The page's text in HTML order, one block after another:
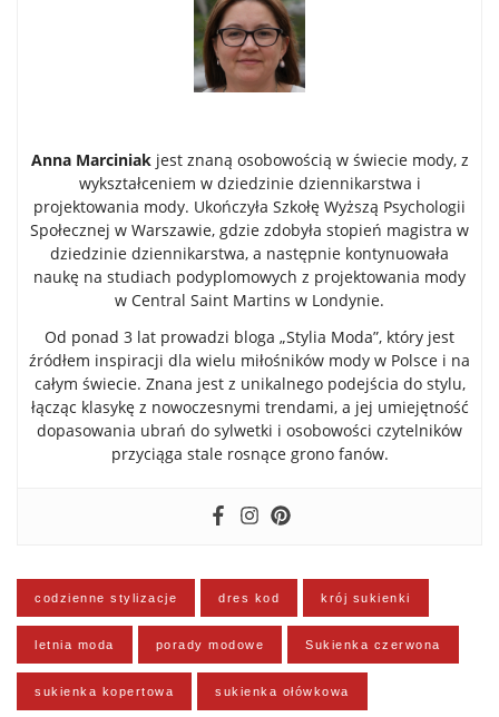
Anna Marciniakjest znaną osobowością w świecie mody, z
wykształceniem w dziedzinie dziennikarstwa i
projektowania mody. Ukończyła Szkołę Wyższą Psychologii
Społecznej w Warszawie, gdzie zdobyła stopień magistra w
dziedzinie dziennikarstwa, a następnie kontynuowała
naukę na studiach podyplomowych z projektowania mody
w Central Saint Martins w Londynie.
Od ponad 3 lat prowadzi bloga „Stylia Moda”, który jest
źródłem inspiracji dla wielu miłośników mody w Polsce i na
całym świecie. Znana jest z unikalnego podejścia do stylu,
łącząc klasykę z nowoczesnymi trendami, a jej umiejętność
dopasowania ubrań do sylwetki i osobowości czytelników
przyciąga stale rosnące grono fanów.
codzienne stylizacje dres kod krój sukienki
letnia moda porady modowe Sukienka czerwona
sukienka kopertowa sukienka ołówkowa